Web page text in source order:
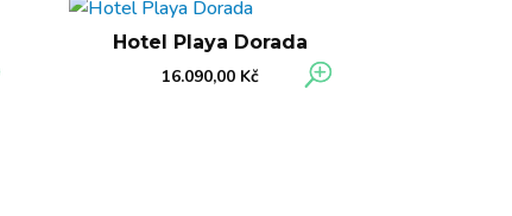
Hotel Playa Dorada
16.090,00 Kč